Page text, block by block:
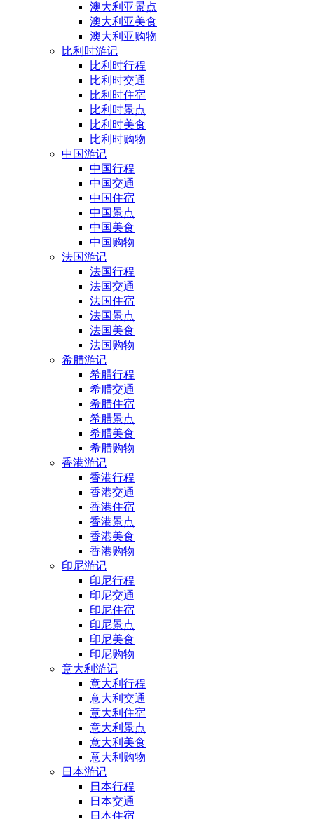
澳大利亚景点
澳大利亚美食
澳大利亚购物
比利时游记
比利时行程
比利时交通
比利时住宿
比利时景点
比利时美食
比利时购物
中国游记
中国行程
中国交通
中国住宿
中国景点
中国美食
中国购物
法国游记
法国行程
法国交通
法国住宿
法国景点
法国美食
法国购物
希腊游记
希腊行程
希腊交通
希腊住宿
希腊景点
希腊美食
希腊购物
香港游记
香港行程
香港交通
香港住宿
香港景点
香港美食
香港购物
印尼游记
印尼行程
印尼交通
印尼住宿
印尼景点
印尼美食
印尼购物
意大利游记
意大利行程
意大利交通
意大利住宿
意大利景点
意大利美食
意大利购物
日本游记
日本行程
日本交通
日本住宿